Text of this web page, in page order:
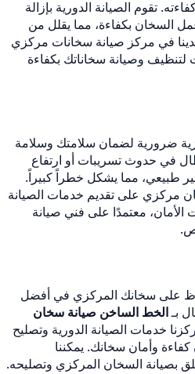
تقوم الصيانة الدورية بإزالة
السخان بكفاءة، مما يقلل من
في مركز صيانة سخانات مركزي
لتنظيف وصيانة سخاناتك بكفاءة
ضرورية لضمان سلامتك وسلامة
في حدوث تسريبات أو ارتفاع
طبيعي، مما يشكل خطراً كبيراً.
مركزي على تقديم خدمات الصيانة
الأمان، معتمدًا على فني صيانة
على سخانك المركزي في أفضل
بـالخط الساخن صيانة سخان
خدمات الصيانة الدورية وتصليح
وأمان سخانك. يمكننا
بصيانة السخان المركزي وتصليحه.